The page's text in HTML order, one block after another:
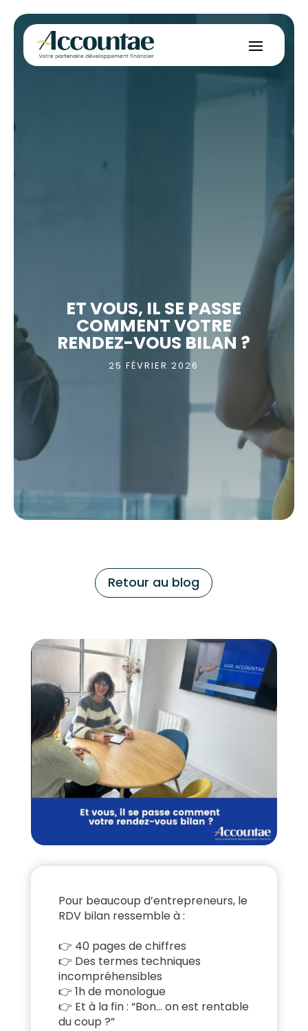
ET VOUS, IL SE PASSE
COMMENT VOTRE
RENDEZ-VOUS BILAN ?
25 FÉVRIER 2026
Retour au blog
Pour beaucoup d’entrepreneurs, le
RDV bilan ressemble à :
👉 40 pages de chiffres
👉 Des termes techniques
incompréhensibles
👉 1h de monologue
👉 Et à la fin : “Bon… on est rentable
du coup ?”